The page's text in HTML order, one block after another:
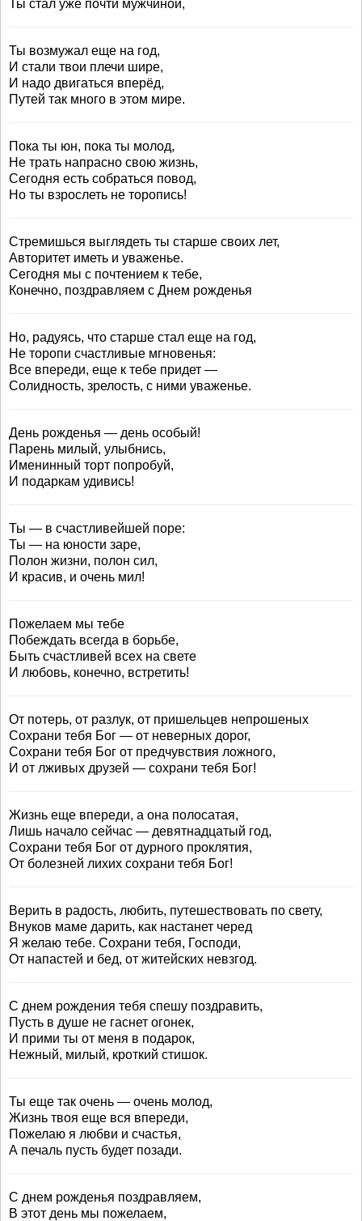
Ты стал уже почти мужчиной,
Ты возмужал еще на год,
И стали твои плечи шире,
И надо двигаться вперёд,
Путей так много в этом мире.
Пока ты юн, пока ты молод,
Не трать напрасно свою жизнь,
Сегодня есть собраться повод,
Но ты взрослеть не торопись!
Стремишься выглядеть ты старше своих лет,
Авторитет иметь и уваженье.
Сегодня мы с почтением к тебе,
Конечно, поздравляем с Днем рожденья
Но, радуясь, что старше стал еще на год,
Не торопи счастливые мгновенья:
Все впереди, еще к тебе придет —
Солидность, зрелость, с ними уваженье.
День рожденья — день особый!
Парень милый, улыбнись,
Именинный торт попробуй,
И подаркам удивись!
Ты — в счастливейшей поре:
Ты — на юности заре,
Полон жизни, полон сил,
И красив, и очень мил!
Пожелаем мы тебе
Побеждать всегда в борьбе,
Быть счастливей всех на свете
И любовь, конечно, встретить!
От потерь, от разлук, от пришельцев непрошеных
Сохрани тебя Бог — от неверных дорог,
Сохрани тебя Бог от предчувствия ложного,
И от лживых друзей — сохрани тебя Бог!
Жизнь еще впереди, а она полосатая,
Лишь начало сейчас — девятнадцатый год,
Сохрани тебя Бог от дурного проклятия,
От болезней лихих сохрани тебя Бог!
Верить в радость, любить, путешествовать по свету,
Внуков маме дарить, как настанет черед
Я желаю тебе. Сохрани тебя, Господи,
От напастей и бед, от житейских невзгод.
С днем рождения тебя спешу поздравить,
Пусть в душе не гаснет огонек,
И прими ты от меня в подарок,
Нежный, милый, кроткий стишок.
Ты еще так очень — очень молод,
Жизнь твоя еще вся впереди,
Пожелаю я любви и счастья,
А печаль пусть будет позади.
С днем рожденья поздравляем,
В этот день мы пожелаем,